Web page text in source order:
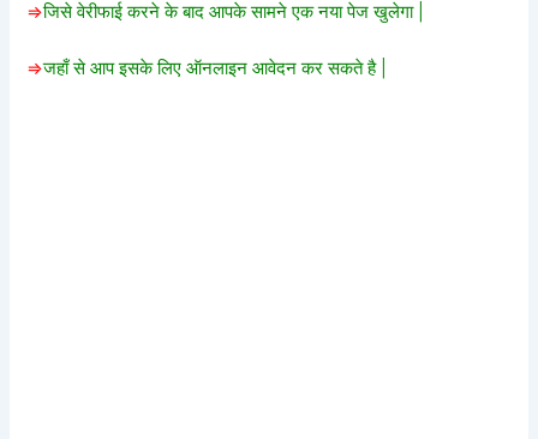
=>जिसे वेरीफाई करने के बाद आपके सामने एक नया पेज खुलेगा |
=>जहाँ से आप इसके लिए ऑनलाइन आवेदन कर सकते है |